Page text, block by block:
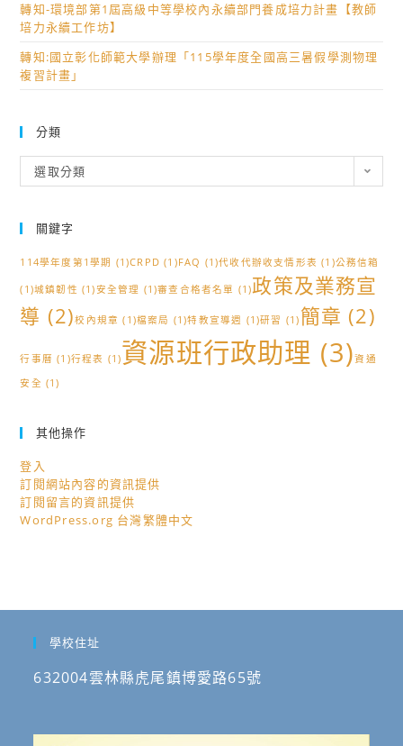
轉知-環境部第1屆高級中等學校內永續部門養成培力計畫【教師
培力永續工作坊】
轉知:國立彰化師範大學辦理「115學年度全國高三暑假學測物理
複習計畫」
分類
類
選取分類
關鍵字
114學年度第1學期 (1)CRPD (1)FAQ (1)代收代辦收支情形表 (1)公務信箱
(1)城鎮韌性 (1)安全管理 (1)審查合格者名單 (1)政策及業務宣
導 (2)校內規章 (1)檔案局 (1)特教宣導週 (1)研習 (1) 簡章 (2)
行事曆 (1)行程表 (1)資源班行政助理 (3)資通
安全 (1)
其他操作
登入
訂閱網站內容的資訊提供
訂閱留言的資訊提供
WordPress.org 台灣繁體中文
學校住址
632004雲林縣虎尾鎮博愛路65號